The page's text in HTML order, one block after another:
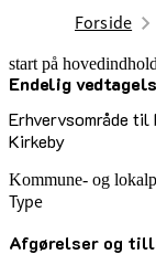
Forside
start på hovedindhold
Endelig
Erhvervsområde
Kirkeby
senest opdateret 22.
Kommune- og
Type
Afgørelser og